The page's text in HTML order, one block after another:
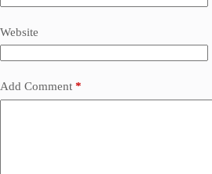
Website
Add Comment *